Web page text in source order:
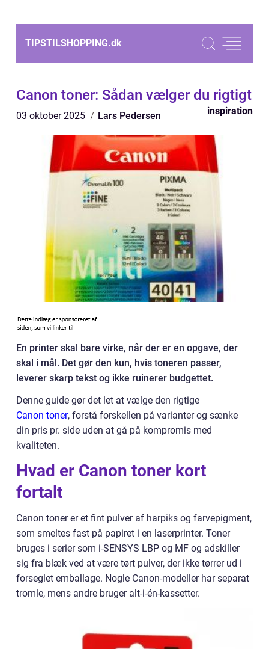
TIPSTILSHOPPING.dk
Canon toner: Sådan vælger du rigtigt
03 oktober 2025 Lars Pedersen inspiration
En printer skal bare virke, når der er en opgave, der
skal i mål. Det gør den kun, hvis toneren passer,
leverer skarp tekst og ikke ruinerer budgettet.
Denne guide gør det let at vælge den rigtige
Canon toner, forstå forskellen på varianter og sænke
din pris pr. side uden at gå på kompromis med
kvaliteten.
Hvad er Canon toner kort
fortalt
Canon toner er et fint pulver af harpiks og farvepigment,
som smeltes fast på papiret i en laserprinter. Toner
bruges i serier som i-SENSYS LBP og MF og adskiller
sig fra blæk ved at være tørt pulver, der ikke tørrer ud i
forseglet emballage. Nogle Canon-modeller har separat
tromle, mens andre bruger alt-i-én-kassetter.